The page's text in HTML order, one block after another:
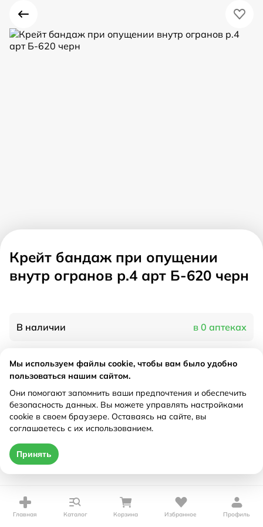
Крейт бандаж при опущении
внутр огранов р.4 арт Б-620 черн
В наличии в 0 аптеках
Характеристики
Рецепт Не требуется
Цена действительна только при оформлении онлайн
Главная Каталог Корзина Избранное Профиль
Мы используем файлы cookie, чтобы вам было удобно
пользоваться нашим сайтом.
Они помогают запомнить ваши предпочтения и обеспечить
безопасность данных. Вы можете управлять настройками
cookie в своем браузере. Оставаясь на сайте, вы
соглашаетесь с их использованием.
Принять